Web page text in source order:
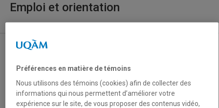
Emploi et orientation
Présentation
Trouver un emploi
Programmes et professions
Perspectives d’emploi
Préférences en matière de témoins
Nous utilisons des témoins (cookies) afin de collecter des
informations qui nous permettent d’améliorer votre
expérience sur le site, de vous proposer des contenus vidéo,